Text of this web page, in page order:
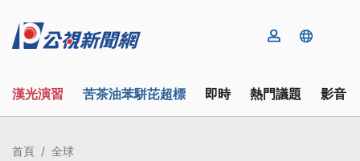
漢光演習 苦茶油苯駢芘超標 即時 熱門議題 影音
首頁 全球